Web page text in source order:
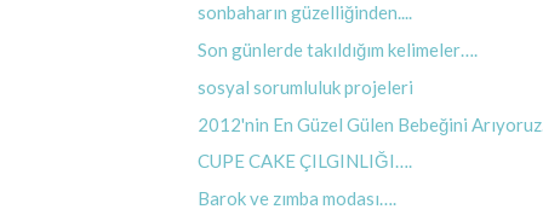
sonbaharın güzelliğinden....
Son günlerde takıldığım kelimeler….
sosyal sorumluluk projeleri
2012'nin En Güzel Gülen Bebeğini
CUPE CAKE ÇILGINLIĞI….
Barok ve zımba modası….